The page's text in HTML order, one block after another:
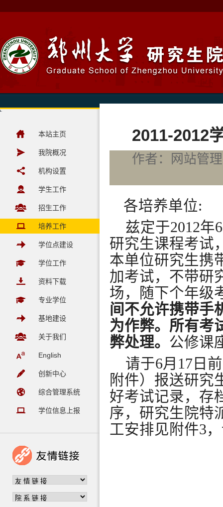
本站主页
我院概况
机构设置
学生工作
招生工作
培养工作
学位点建设
学位工作
资料下载
专业学位
基地建设
关于我们
English
创新中心
综合管理系统
学位信息上报
2011-2012
作者：网站管
各培养单位:
兹定于2012年6
研究生课程考试
本单位研究生携
加考试，不带研
场，随下个年级
间不允许携带手
为作弊。所有考
弊处理。 公修课
请于6月 17 日
附件）报送研究
好考试记录，存
序，研究生院特
工安排见附件3